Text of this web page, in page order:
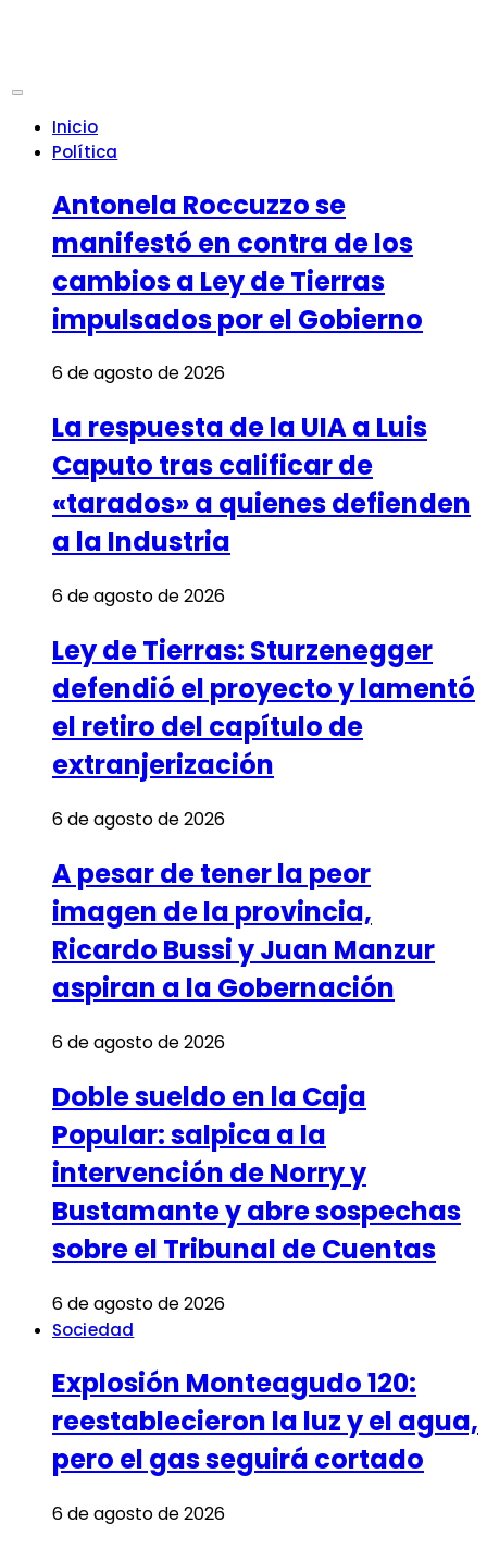
Inicio
Política
Antonela Roccuzzo se
manifestó en contra de los
cambios a Ley de Tierras
impulsados por el Gobierno
6 de agosto de 2026
La respuesta de la UIA a Luis
Caputo tras calificar de
«tarados» a quienes defienden
a la Industria
6 de agosto de 2026
Ley de Tierras: Sturzenegger
defendió el proyecto y lamentó
el retiro del capítulo de
extranjerización
6 de agosto de 2026
A pesar de tener la peor
imagen de la provincia,
Ricardo Bussi y Juan Manzur
aspiran a la Gobernación
6 de agosto de 2026
Doble sueldo en la Caja
Popular: salpica a la
intervención de Norry y
Bustamante y abre sospechas
sobre el Tribunal de Cuentas
6 de agosto de 2026
Sociedad
Explosión Monteagudo 120:
reestablecieron la luz y el agua,
pero el gas seguirá cortado
6 de agosto de 2026